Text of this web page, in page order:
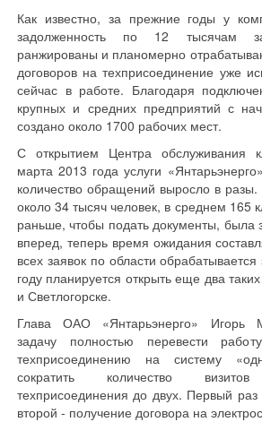
Как известно, за прежние годы у
задолженность по 12 тысячам
ранжированы и планомерно
договоров на техприсоединение уже
сейчас в работе. Благодаря
крупных и средних предприятий с
создано около 1700 рабочих мест.
С открытием Центра обслуживания
марта 2013 года услуги
количество обращений выросло в
около 34 тысяч человек, в среднем 165
раньше, чтобы подать документы, была
вперед, теперь время ожидания
всех заявок по области
году планируется открыть еще два
и Светлогорске.
Глава ОАО «Янтарьэнерго» Игорь
задачу полностью перевести
техприсоединению на систему
сократить количество
техприсоединения до двух. Первый раз
второй - получение договора на